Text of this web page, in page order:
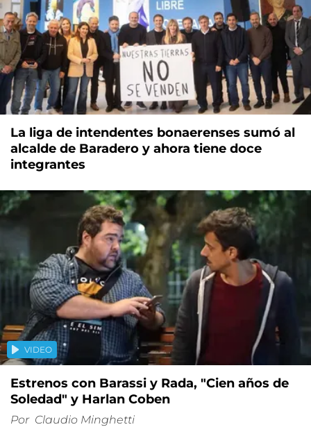
La liga de intendentes bonaerenses sumó al
alcalde de Baradero y ahora tiene doce
integrantes
VIDEO
Estrenos con Barassi y Rada, "Cien años de
Soledad" y Harlan Coben
Por Claudio Minghetti